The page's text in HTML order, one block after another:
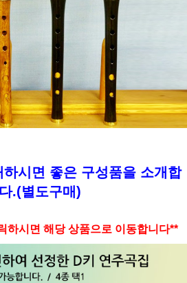
시면 좋은 구성품을 소개합
.(별도구매)
하시면 해당 상품으로 이동합니다**